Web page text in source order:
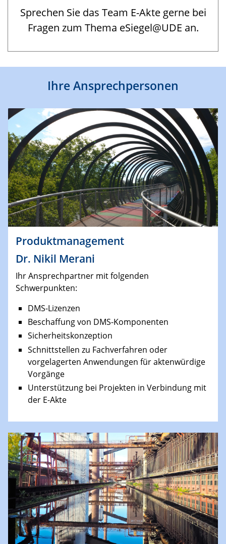
Sprechen Sie das Team E-Akte gerne bei
Fragen zum Thema eSiegel@UDE an.
Ihre Ansprechpersonen
Produktmanagement
Dr. Nikil Merani
Ihr Ansprechpartner mit folgenden
Schwerpunkten:
DMS-Lizenzen
Beschaffung von DMS-Komponenten
Sicherheitskonzeption
Schnittstellen zu Fachverfahren oder
vorgelagerten Anwendungen für aktenwürdige
Vorgänge
Unterstützung bei Projekten in Verbindung mit
der E-Akte